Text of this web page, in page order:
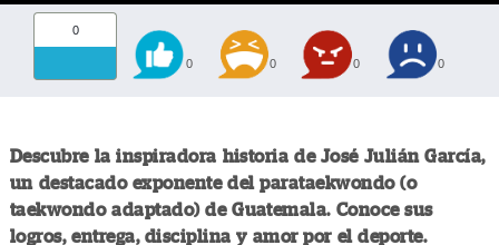
0
0 0 0 0
Descubre la inspiradora historia de José Julián García,
un destacado exponente del parataekwondo (o
taekwondo adaptado) de Guatemala. Conoce sus
logros, entrega, disciplina y amor por el deporte.